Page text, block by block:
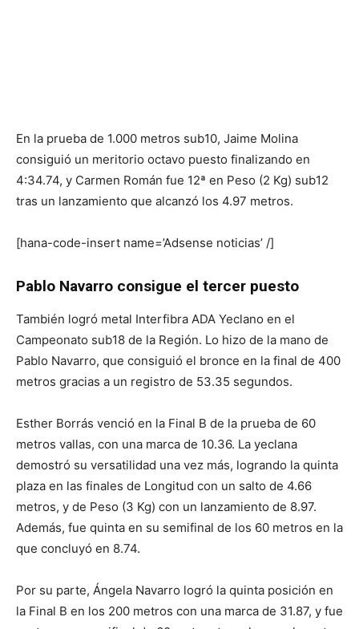
En la prueba de 1.000 metros sub10, Jaime Molina
consiguió un meritorio octavo puesto finalizando en
4:34.74, y Carmen Román fue 12ª en Peso (2 Kg) sub12
tras un lanzamiento que alcanzó los 4.97 metros.
[hana-code-insert name=’Adsense noticias’ /]
Pablo Navarro consigue el tercer puesto
También logró metal Interfibra ADA Yeclano en el
Campeonato sub18 de la Región. Lo hizo de la mano de
Pablo Navarro, que consiguió el bronce en la final de 400
metros gracias a un registro de 53.35 segundos.
Esther Borrás venció en la Final B de la prueba de 60
metros vallas, con una marca de 10.36. La yeclana
demostró su versatilidad una vez más, logrando la quinta
plaza en las finales de Longitud con un salto de 4.66
metros, y de Peso (3 Kg) con un lanzamiento de 8.97.
Además, fue quinta en su semifinal de los 60 metros en la
que concluyó en 8.74.
Por su parte, Ángela Navarro logró la quinta posición en
la Final B en los 200 metros con una marca de 31.87, y fue